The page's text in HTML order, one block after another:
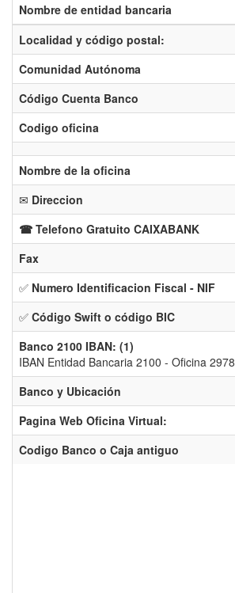
Nombre de entidad bancaria
Localidad y código postal:
Comunidad Autónoma
Código Cuenta Banco
Codigo oficina
Nombre de la oficina
✉ Direccion
☎ Telefono Gratuito CAIXABANK
Fax
✅ Numero Identificacion Fiscal - NIF
✅ Código Swift o código BIC
Banco 2100 IBAN: (1)
IBAN Entidad Bancaria 2100 - Oficina 2978
Banco y Ubicación
Pagina Web Oficina Virtual:
Codigo Banco o Caja antiguo